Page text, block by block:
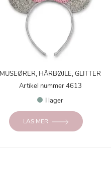
MUSEØRER, HÅRBØJLE, GLITTER
Artikel nummer 4613
I lager
LÄS MER